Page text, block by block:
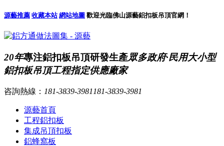
源藝推薦 收藏本站 網站地圖 歡迎光臨佛山源藝鋁扣板吊頂官網！
20年專注鋁扣板吊頂研發生產眾多政府·民用大小型
鋁扣板吊頂工程指定供應廠家
咨詢熱線： 181-3839-3981 181-3839-3981
源藝首頁
工程鋁扣板
集成吊頂扣板
鋁蜂窩板